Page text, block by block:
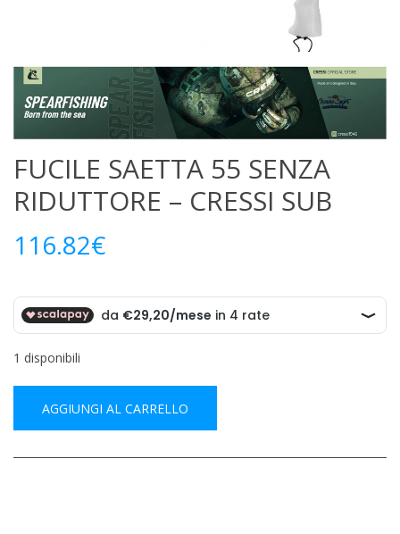
FUCILE SAETTA 55 SENZA
RIDUTTORE – CRESSI SUB
116.82€
1 disponibili
AGGIUNGI AL CARRELLO